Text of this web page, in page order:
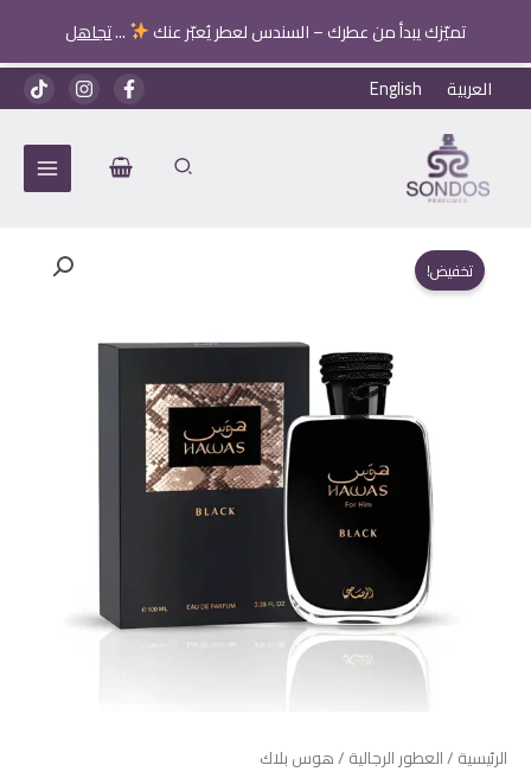
تميّزك يبدأ من عطرك – السندس لعطر يُعبّر عنك ...تجاهل
تخطي
إلى
العربية English
تخفيض!
الرئيسية /العطور الرجالية / هوس بلاك